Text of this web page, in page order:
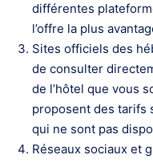
différentes
l’offre la plus
Sites officiels des
de consulter
de l’hôtel que vous
proposent des tarifs
qui ne sont pas
Réseaux sociaux et